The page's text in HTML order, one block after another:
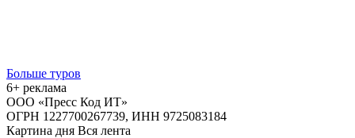
Больше туров
6+ реклама
ООО «Пресс Код ИТ»
ОГРН 1227700267739, ИНН 9725083184
Картина дня Вся лента